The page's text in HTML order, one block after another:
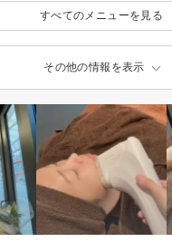
すべてのメニューを見る
その他の情報を表示